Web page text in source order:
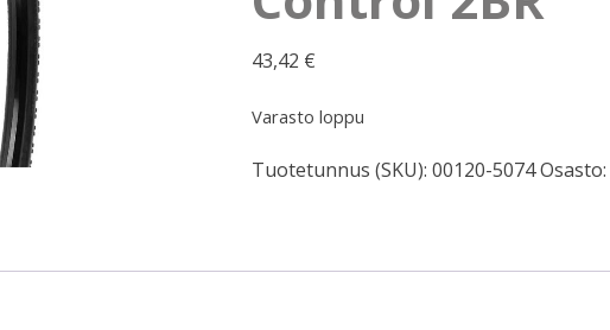
43,42 €
Varasto loppu
Tuotetunnus (SKU): 00120-5074Osasto: